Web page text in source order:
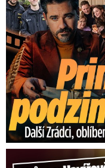
Hrůza v Havířově: Pes